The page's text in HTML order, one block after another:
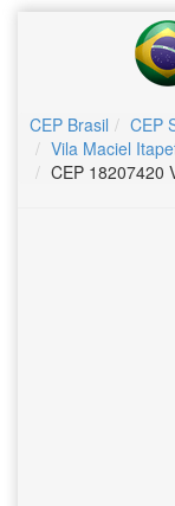
CEP Brasil CEP
Vila Maciel
CEP 18207420